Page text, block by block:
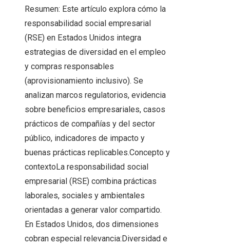
Resumen: Este artículo explora cómo la
responsabilidad social empresarial
(RSE) en Estados Unidos integra
estrategias de diversidad en el empleo
y compras responsables
(aprovisionamiento inclusivo). Se
analizan marcos regulatorios, evidencia
sobre beneficios empresariales, casos
prácticos de compañías y del sector
público, indicadores de impacto y
buenas prácticas replicables.Concepto y
contextoLa responsabilidad social
empresarial (RSE) combina prácticas
laborales, sociales y ambientales
orientadas a generar valor compartido.
En Estados Unidos, dos dimensiones
cobran especial relevancia:Diversidad e